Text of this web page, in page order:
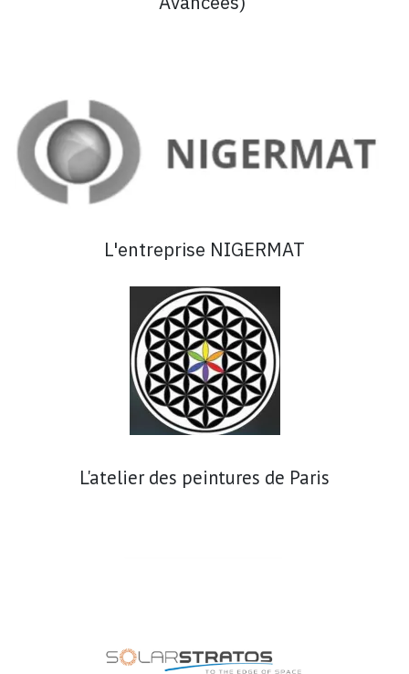
L'entreprise NIGERMAT
L'atelier des peintures de Paris